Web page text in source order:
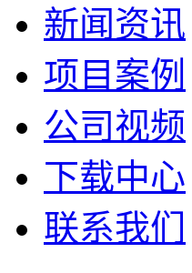
新闻资讯
项目案例
公司视频
下载中心
联系我们